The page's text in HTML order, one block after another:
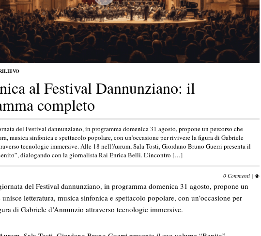
al Festival Dannunziano: il
completo
del Festival dannunziano, in programma domenica 31 agosto, propone un percorso che
musica sinfonica e spettacolo popolare, con un’occasione per rivivere la figura di Gabriele
tecnologie immersive. Alle 18 nell’Aurum, Sala Tosti, Giordano Bruno Guerri presenta il
dialogando con la giornalista Rai Enrica Belli. L’incontro […]
0 Commenti |
del Festival dannunziano, in programma domenica 31 agosto, propone un
letteratura, musica sinfonica e spettacolo popolare, con un’occasione per
di Gabriele d’Annunzio attraverso tecnologie immersive.